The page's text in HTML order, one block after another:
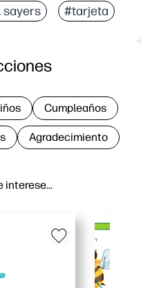
sayers #tarjeta
interese…
Cumpleaños
Agradecimiento